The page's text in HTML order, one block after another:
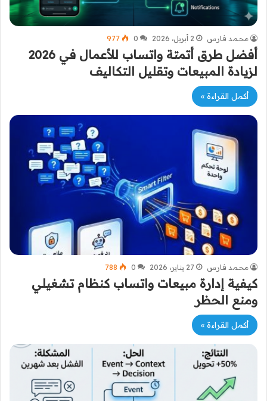
محمد فارس 2 أبريل، 2026 0
977
أفضل طرق أتمتة واتساب للأعمال في 2026
لزيادة المبيعات وتقليل التكاليف
أكمل القراءة »
محمد فارس 27 يناير، 2026 0
788
كيفية إدارة مبيعات واتساب كنظام تشغيلي
ومنع الحظر
أكمل القراءة »